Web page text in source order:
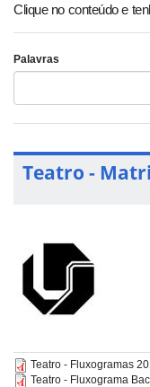
Clique no conteúdo e
Palavras
Teatro -
Teatro - Fluxogramas
Teatro - Fluxograma